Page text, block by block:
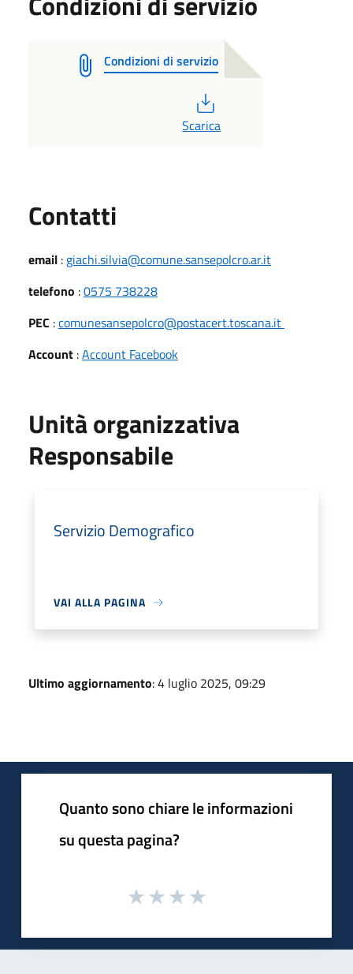
Condizioni di servizio
Scarica
Contatti
email : giachi.silvia@comune.sansepolcro.ar.it
telefono :0575 738228
PEC :comunesansepolcro@postacert.toscana.it
Account :Account Facebook
Unità organizzativa
Responsabile
Servizio Demografico
VAI ALLA PAGINA
Ultimo aggiornamento: 4 luglio 2025, 09:29
Quanto sono chiare le informazioni
su questa pagina?